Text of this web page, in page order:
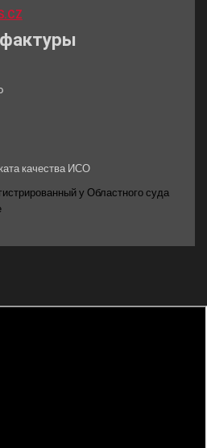
качества ИСО
у Областного суда